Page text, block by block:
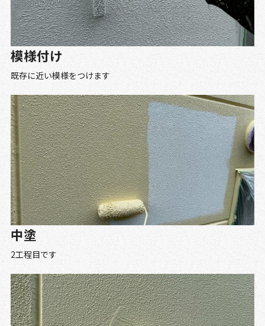
模様付け
既存に近い模様をつけます
中塗
2工程目です